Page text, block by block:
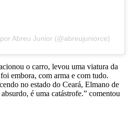
Abreu Junior (@abreujuniorce)
o carro, levou uma viatura da
embora, com arma e com tudo.
no estado do Ceará, Elmano de
é uma catástrofe.” comentou